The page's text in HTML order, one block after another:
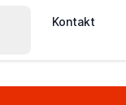
Kontakt